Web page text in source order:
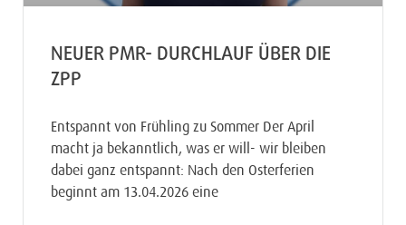
NEUER PMR- DURCHLAUF ÜBER DIE
ZPP
Entspannt von Frühling zu Sommer Der April
macht ja bekanntlich, was er will- wir bleiben
dabei ganz entspannt: Nach den Osterferien
beginnt am 13.04.2026 eine